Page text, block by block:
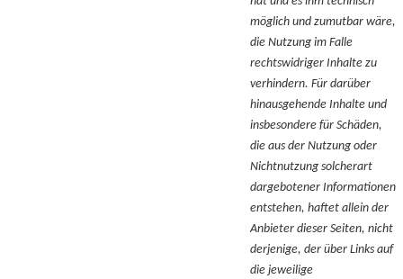
möglich und zumutbar wäre,
die Nutzung im Falle
rechtswidriger Inhalte zu
verhindern. Für darüber
hinausgehende Inhalte und
insbesondere für Schäden,
die aus der Nutzung oder
Nichtnutzung solcherart
dargebotener Informationen
entstehen, haftet allein der
Anbieter dieser Seiten, nicht
derjenige, der über Links auf
die jeweilige